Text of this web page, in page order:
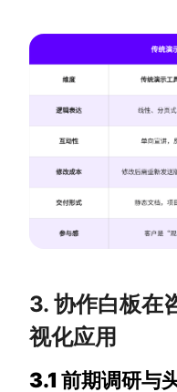
AI生成Grow模型
管理功能定制 ·
客户案例
3. 协作白板在
视化应用
3.1 前期调研与